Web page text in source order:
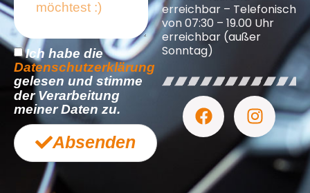
erreichbar – Telefonisch
von 07:30 – 19.00 Uhr
erreichbar (außer
Sonntag)
Ich habe die
Datenschutzerklärung
gelesen und stimme
der Verarbeitung
meiner Daten zu.
Absenden